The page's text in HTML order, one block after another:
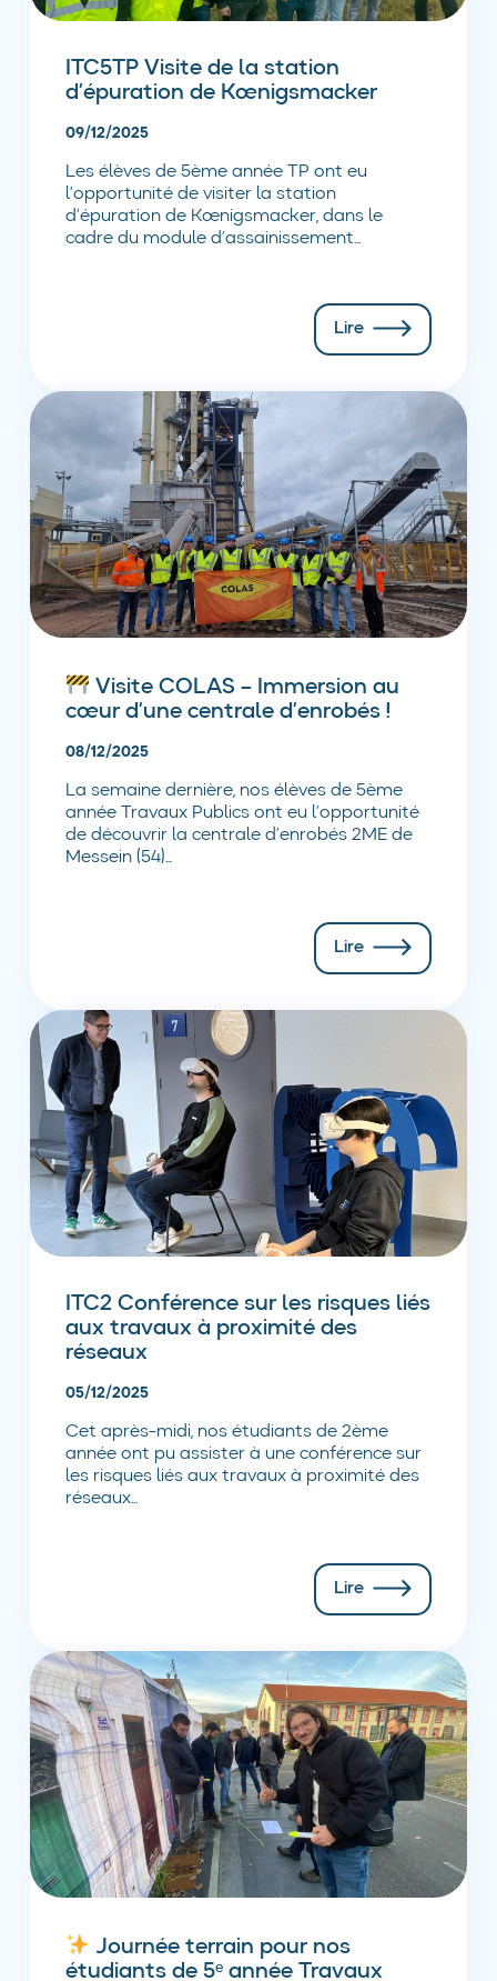
ITC5TP Visite de la station
d’épuration de Kœnigsmacker
09/12/2025
Les élèves de 5ème année TP ont eu
l’opportunité de visiter la station
d’épuration de Kœnigsmacker, dans le
cadre du module d’assainissement...
Lire
Visite COLAS – Immersion au
cœur d’une centrale d’enrobés !
08/12/2025
La semaine dernière, nos élèves de 5ème
année Travaux Publics ont eu l’opportunité
de découvrir la centrale d’enrobés 2ME de
Messein (54)...
Lire
ITC2 Conférence sur les risques liés
aux travaux à proximité des
réseaux
05/12/2025
Cet après-midi, nos étudiants de 2ème
année ont pu assister à une conférence sur
les risques liés aux travaux à proximité des
réseaux...
Lire
Journée terrain pour nos
étudiants de 5ᵉ année Travaux